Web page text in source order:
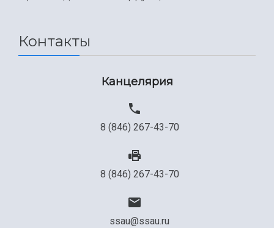
Контакты
Канцелярия
8 (846) 267-43-70
8 (846) 267-43-70
ssau@ssau.ru